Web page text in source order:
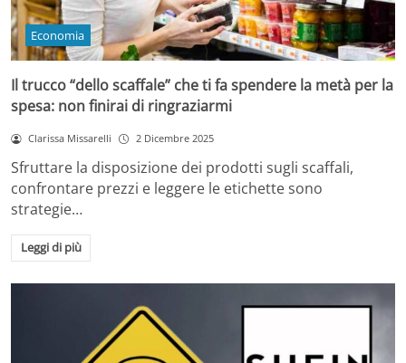
Economia
Il trucco “dello scaffale” che ti fa spendere la metà per la
spesa: non finirai di ringraziarmi
Clarissa Missarelli 2 Dicembre 2025
Sfruttare la disposizione dei prodotti sugli scaffali,
confrontare prezzi e leggere le etichette sono
strategie…
Leggi di più